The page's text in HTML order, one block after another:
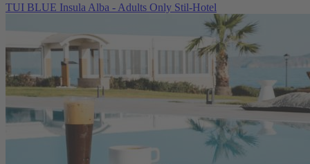
TUI BLUE Insula Alba - Adults Only Stil-Hotel